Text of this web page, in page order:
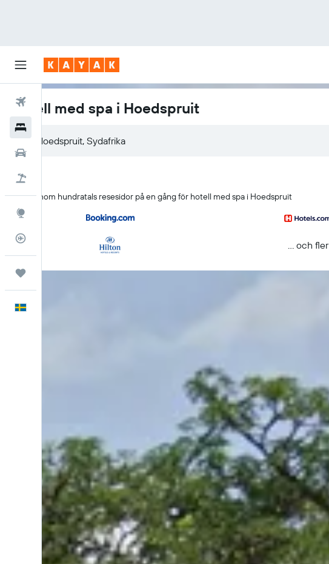
Flyg
Trips
Hotell med spa i Hoedspruit
Sök igenom hundratals resesidor på en gång för hotell med spa i Hoedspruit
... och fler